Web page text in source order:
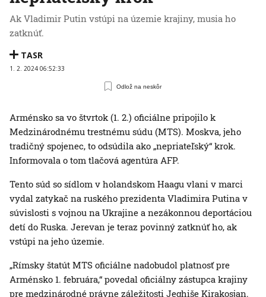
Ak Vladimir Putin vstúpi na územie krajiny, musia ho
zatknúť.
TASR
1. 2. 2024 06:52:33
Odlož na neskôr
Arménsko sa vo štvrtok (1. 2.) oficiálne pripojilo k
Medzinárodnému trestnému súdu (MTS). Moskva, jeho
tradičný spojenec, to odsúdila ako „nepriateľský“ krok.
Informovala o tom tlačová agentúra AFP.
Tento súd so sídlom v holandskom Haagu vlani v marci
vydal zatykač na ruského prezidenta Vladimira Putina v
súvislosti s vojnou na Ukrajine a nezákonnou deportáciou
detí do Ruska. Jerevan je teraz povinný zatknúť ho, ak
vstúpi na jeho územie.
„Rímsky štatút MTS oficiálne nadobudol platnosť pre
Arménsko 1. februára,“ povedal oficiálny zástupca krajiny
pre medzinárodné právne záležitosti Jeghiše Kirakosjan.